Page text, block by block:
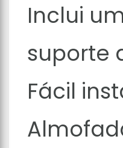
Inclui
suporte
Fácil